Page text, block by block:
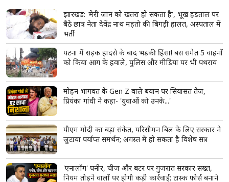
झारखंड: 'मेरी जान को खतरा हो सकता है', भूख हड़ताल पर
बैठे छात्र नेता देवेंद्र नाथ महतो की बिगड़ी हालत, अस्पताल में
भर्ती
पटना में सड़क हादसे के बाद भड़की हिंसा! बस समेत 5 वाहनों
को किया आग के हवाले, पुलिस और मीडिया पर भी पथराव
मोहन भागवत के Gen Z वाले बयान पर सियासत तेज,
प्रियंका गांधी ने कहा- 'युवाओं को उनके...'
पीएम मोदी का बड़ा संकेत, परिसीमन बिल के लिए सरकार ने
जुटाया पर्याप्त समर्थन; अगस्त में हो सकता है विशेष सत्र
'एनालॉग' पनीर, चीज और बटर पर गुजरात सरकार सख्त,
नियम तोड़ने वालों पर होगी कड़ी कार्रवाई; टास्क फोर्स बनाने